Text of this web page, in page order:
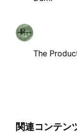
The
関連コンテン